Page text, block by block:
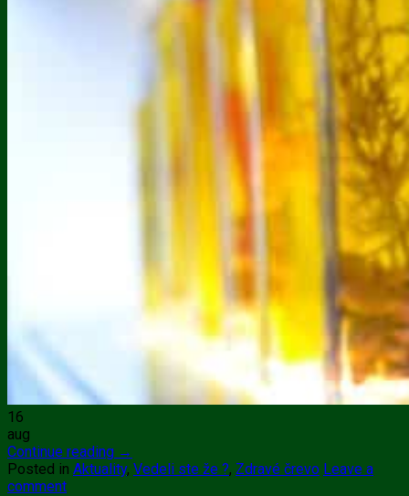
16
aug
Continue reading →
Posted in Aktuality, Vedeli ste že ?, Zdravé črevo Leave a
comment